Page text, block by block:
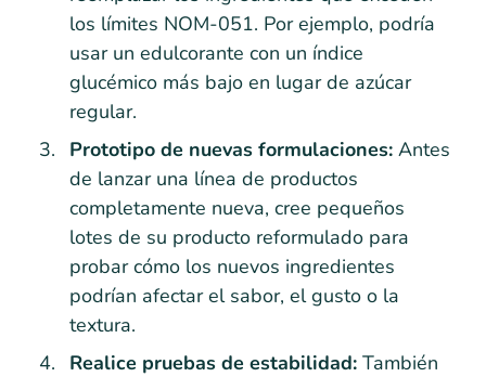
los límites NOM-051. Por ejemplo, podría
usar un edulcorante con un índice
glucémico más bajo en lugar de azúcar
regular.
Prototipo de nuevas formulaciones: Antes
de lanzar una línea de productos
completamente nueva, cree pequeños
lotes de su producto reformulado para
probar cómo los nuevos ingredientes
podrían afectar el sabor, el gusto o la
textura.
Realice pruebas de estabilidad: También